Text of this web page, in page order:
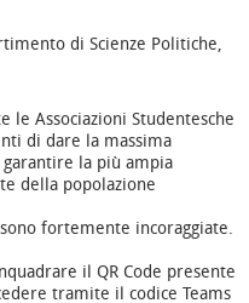
di Scienze Politiche,
le Associazioni Studentesche
di dare la massima
la più ampia
della popolazione
fortemente incoraggiate.
il QR Code presente
tramite il codice Teams